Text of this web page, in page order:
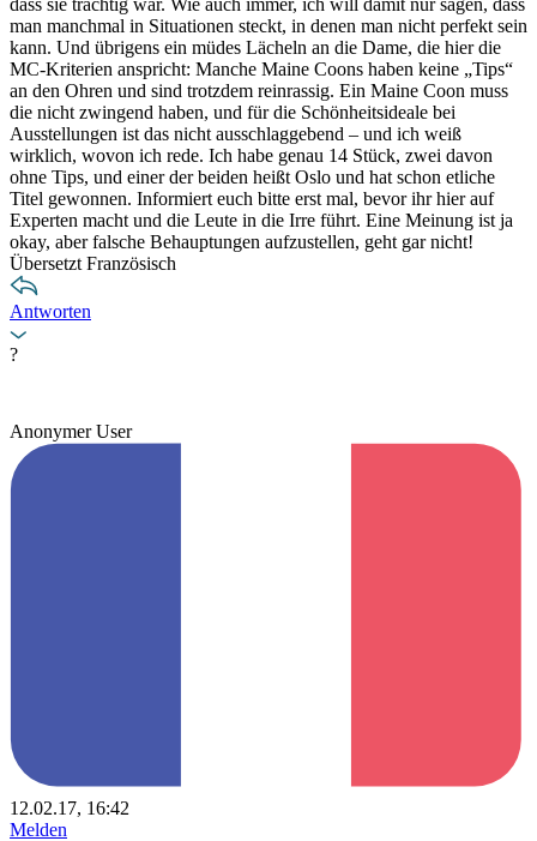
man manchmal in Situationen steckt, in denen man nicht perfekt sein
kann. Und übrigens ein müdes Lächeln an die Dame, die hier die
MC-Kriterien anspricht: Manche Maine Coons haben keine „Tips“
an den Ohren und sind trotzdem reinrassig. Ein Maine Coon muss
die nicht zwingend haben, und für die Schönheitsideale bei
Ausstellungen ist das nicht ausschlaggebend – und ich weiß
wirklich, wovon ich rede. Ich habe genau 14 Stück, zwei davon
ohne Tips, und einer der beiden heißt Oslo und hat schon etliche
Titel gewonnen. Informiert euch bitte erst mal, bevor ihr hier auf
Experten macht und die Leute in die Irre führt. Eine Meinung ist ja
okay, aber falsche Behauptungen aufzustellen, geht gar nicht!
Übersetzt Französisch
Antworten
?
Anonymer User
12.02.17, 16:42
Melden